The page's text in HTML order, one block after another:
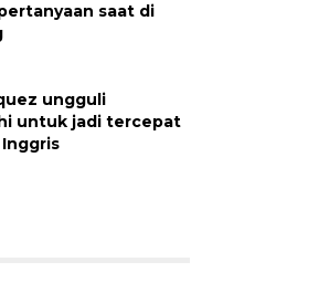
saat di
ungguli
untuk jadi tercepat
Inggris